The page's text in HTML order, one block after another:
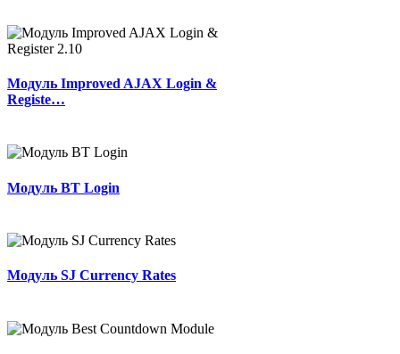
Модуль Improved AJAX Login &
Registe…
Модуль BT Login
Модуль SJ Currency Rates